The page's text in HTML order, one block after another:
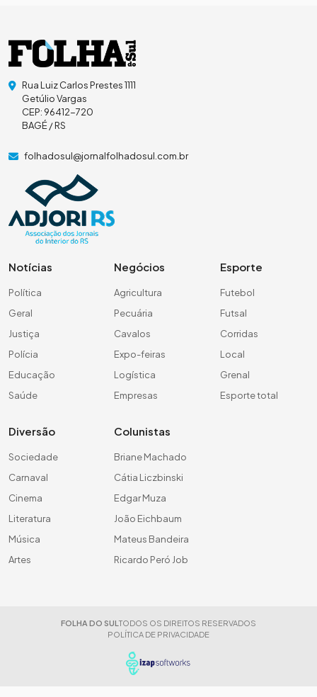
Rua Luiz Carlos Prestes 1111
Getúlio Vargas
CEP: 96412-720
BAGÉ / RS
folhadosul@jornalfolhadosul.com.br
Notícias
Política
Geral
Justiça
Polícia
Educação
Saúde
Negócios
Agricultura
Pecuária
Cavalos
Expo-feiras
Logística
Empresas
Esporte
Futebol
Futsal
Corridas
Local
Grenal
Esporte total
Diversão
Sociedade
Carnaval
Cinema
Literatura
Música
Artes
Colunistas
Briane Machado
Cátia Liczbinski
Edgar Muza
João Eichbaum
Mateus Bandeira
Ricardo Peró Job
FOLHA DO SUL TODOS OS DIREITOS RESERVADOS
POLÍTICA DE PRIVACIDADE